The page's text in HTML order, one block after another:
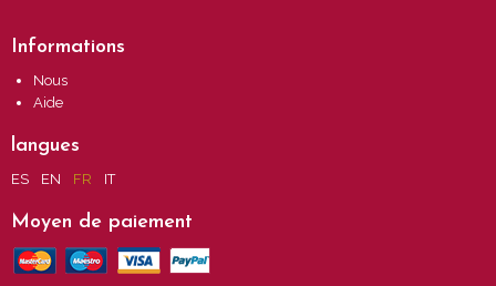
Informations
Nous
Aide
langues
ES EN FR IT
Moyen de paiement